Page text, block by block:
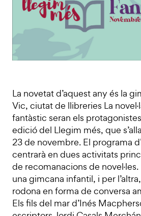
La novetat d’aquest any és la
Vic, ciutat de llibreries La
fantàstic seran els
edició del Llegim més, que
23 de novembre. El programa
centrarà en dues activitats
de recomanacions de
una gimcana infantil, i per
rodona en forma de conversa
Els fils del mar d’Inés